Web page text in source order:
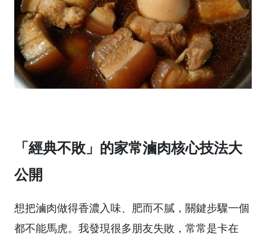
「經典不敗」的家常滷肉核心技法大
公開
想把滷肉做得香濃入味、肥而不膩，關鍵步驟一個
都不能馬虎。我發現很多朋友失敗，常常是卡在